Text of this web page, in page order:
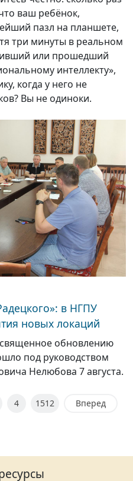
ваш ребёнок,
пазл на планшете,
три минуты в реальном
или прошедший
интеллекту»,
когда у него не
Вы не одиноки.
в НГПУ
новых локаций
обновлению
под руководством
Нелюбова 7 августа.
4 1512 Вперед